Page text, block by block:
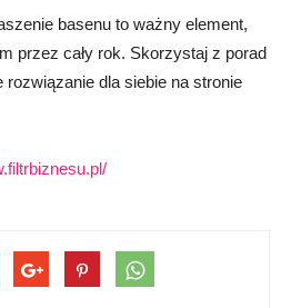
basenu to ważny element,
przez cały rok. Skorzystaj z porad
dla siebie na stronie